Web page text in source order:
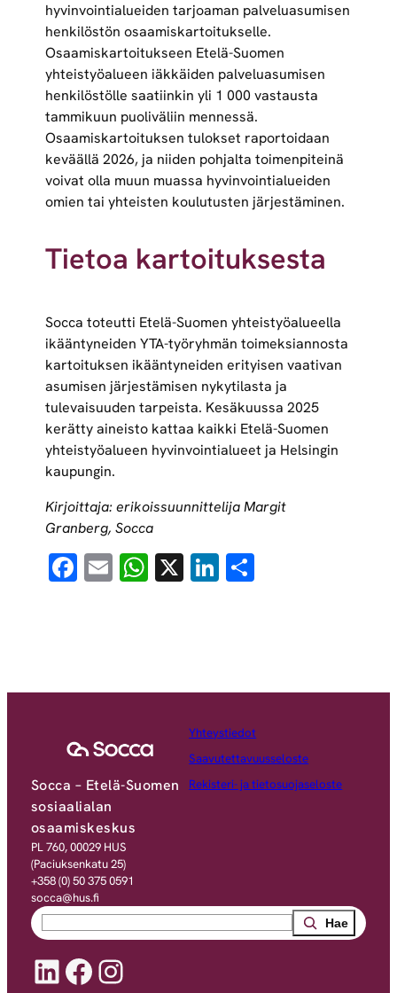
hyvinvointialueiden tarjoaman palveluasumisen
henkilöstön osaamiskartoitukselle.
Osaamiskartoitukseen Etelä-Suomen
yhteistyöalueen iäkkäiden palveluasumisen
henkilöstölle saatiinkin yli 1 000 vastausta
tammikuun puoliväliin mennessä.
Osaamiskartoituksen tulokset raportoidaan
keväällä 2026, ja niiden pohjalta toimenpiteinä
voivat olla muun muassa hyvinvointialueiden
omien tai yhteisten koulutusten järjestäminen.
Tietoa kartoituksesta
Socca toteutti Etelä-Suomen yhteistyöalueella
ikääntyneiden YTA-työryhmän toimeksiannosta
kartoituksen ikääntyneiden erityisen vaativan
asumisen järjestämisen nykytilasta ja
tulevaisuuden tarpeista. Kesäkuussa 2025
kerätty aineisto kattaa kaikki Etelä-Suomen
yhteistyöalueen hyvinvointialueet ja Helsingin
kaupungin.
Kirjoittaja: erikoissuunnittelija Margit
Granberg, Socca
Facebook
EmailWhatsApp
X LinkedIn
Share
Socca – Etelä-Suomen
sosiaalialan
osaamiskeskus
PL 760, 00029 HUS
(Paciuksenkatu 25)
+358 (0) 50 375 0591
socca@hus.fi
Yhteystiedot
Saavutettavuusseloste
Rekisteri- ja tietosuojaseloste
Search
LinkedIn
Facebook
Instagram